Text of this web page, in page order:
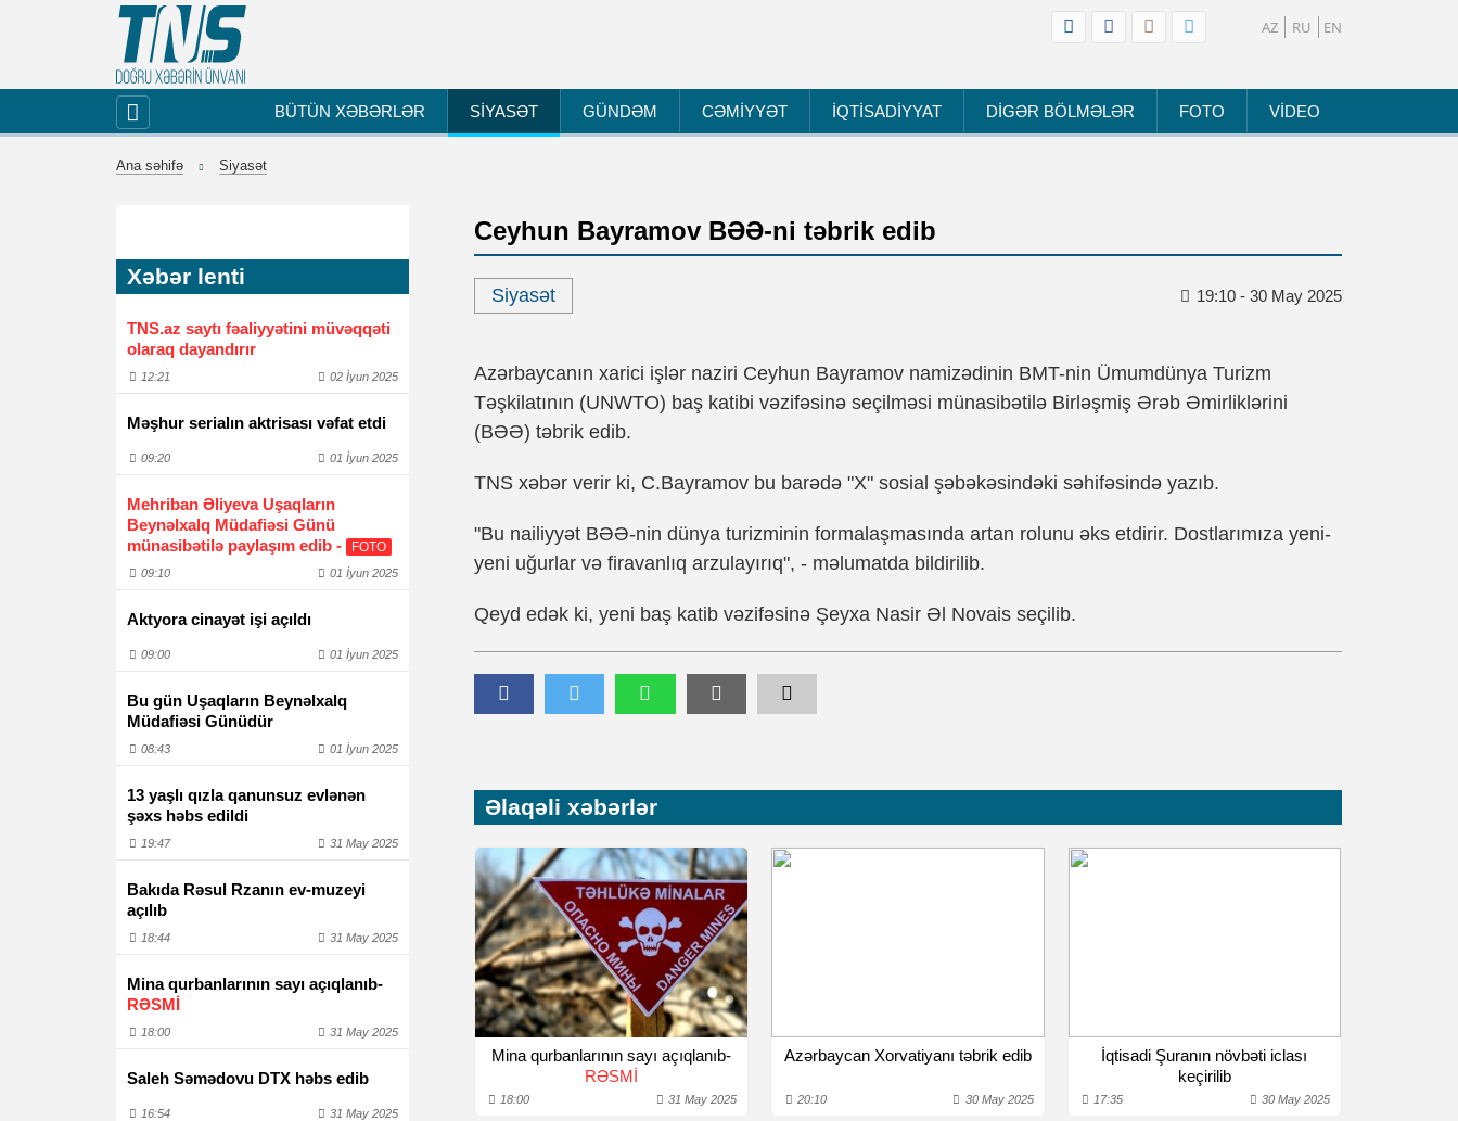
AZ RU EN
BÜTÜN XƏBƏRLƏR SİYASƏT GÜNDƏM CƏMİYYƏT İQTİSADİYYAT DİGƏR BÖLMƏLƏR FOTO VİDEO
Ana səhifə Siyasət
Xəbər lenti
TNS.az saytı fəaliyyətini müvəqqəti
olaraq dayandırır
12:21 02 İyun 2025
Məşhur serialın aktrisası vəfat etdi
09:20 01 İyun 2025
Mehriban Əliyeva Uşaqların
Beynəlxalq Müdafiəsi Günü
münasibətilə paylaşım edib -
FOTO
09:10 01 İyun 2025
Aktyora cinayət işi açıldı
09:00 01 İyun 2025
Bu gün Uşaqların Beynəlxalq
Müdafiəsi Günüdür
08:43 01 İyun 2025
13 yaşlı qızla qanunsuz evlənən
şəxs həbs edildi
19:47 31 May 2025
Bakıda Rəsul Rzanın ev-muzeyi
açılıb
18:44 31 May 2025
Mina qurbanlarının sayı açıqlanıb-
RƏSMİ
18:00 31 May 2025
Saleh Səmədovu DTX həbs edib
16:54 31 May 2025
Ceyhun Bayramov BƏƏ-ni təbrik edib
Siyasət 19:10 - 30 May 2025
Azərbaycanın xarici işlər naziri Ceyhun Bayramov namizədinin BMT-nin Ümumdünya Turizm
Təşkilatının (UNWTO) baş katibi vəzifəsinə seçilməsi münasibətilə Birləşmiş Ərəb Əmirliklərini
(BƏƏ) təbrik edib.
TNS xəbər verir ki, C.Bayramov bu barədə "X" sosial şəbəkəsindəki səhifəsində yazıb.
"Bu nailiyyət BƏƏ-nin dünya turizminin formalaşmasında artan rolunu əks etdirir. Dostlarımıza yeni-
yeni uğurlar və firavanlıq arzulayırıq", - məlumatda bildirilib.
Qeyd edək ki, yeni baş katib vəzifəsinə Şeyxa Nasir Əl Novais seçilib.
Əlaqəli xəbərlər
Mina qurbanlarının sayı açıqlanıb-
RƏSMİ
18:00 31 May 2025
Azərbaycan Xorvatiyanı təbrik edib
20:10 30 May 2025
İqtisadi Şuranın növbəti iclası
keçirilib
17:35 30 May 2025